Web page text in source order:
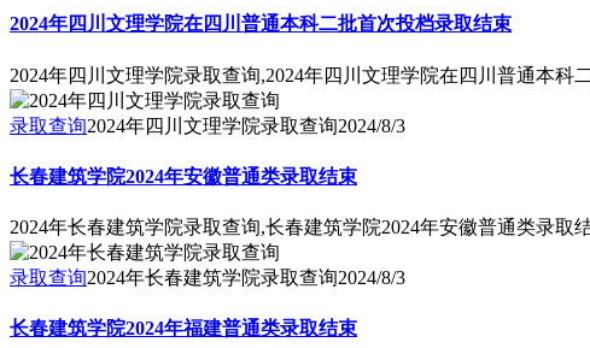
2024年四川文理学院在四川普通本科二批首次投档录取结束
2024年四川文理学院录取查询,2024年四川文理学院在四川普通本科
录取查询2024年四川文理学院录取查询2024/8/3
长春建筑学院2024年安徽普通类录取结束
2024年长春建筑学院录取查询,长春建筑学院2024年安徽普通类录取
录取查询2024年长春建筑学院录取查询2024/8/3
长春建筑学院2024年福建普通类录取结束